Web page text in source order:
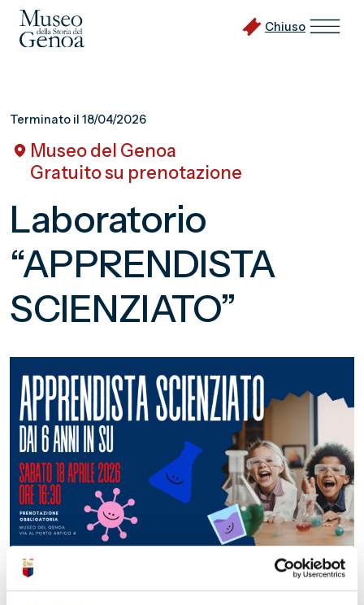
principale
Chiuso
Terminato il 18/04/2026
Museo del Genoa
Gratuito su prenotazione
Laboratorio
“APPRENDISTA
SCIENZIATO”
Una serie di esperimenti e giochi sul galleggiamento, sui